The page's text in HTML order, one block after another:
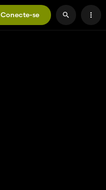
Conecte-se